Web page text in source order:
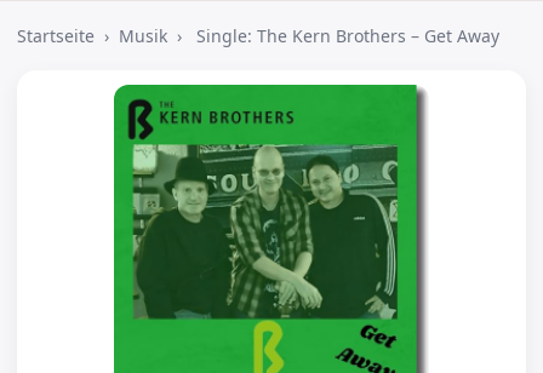
Startseite › Musik › Single: The Kern Brothers – Get Away